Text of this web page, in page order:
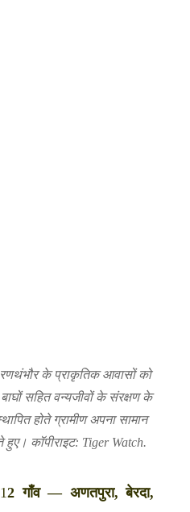
के प्राकृतिक आवासों को
सहित वन्यजीवों के संरक्षण के
होते ग्रामीण अपना सामान
हुए। कॉपीराइट: Tiger Watch.
2 गाँव — अणतपुरा, बेरदा,